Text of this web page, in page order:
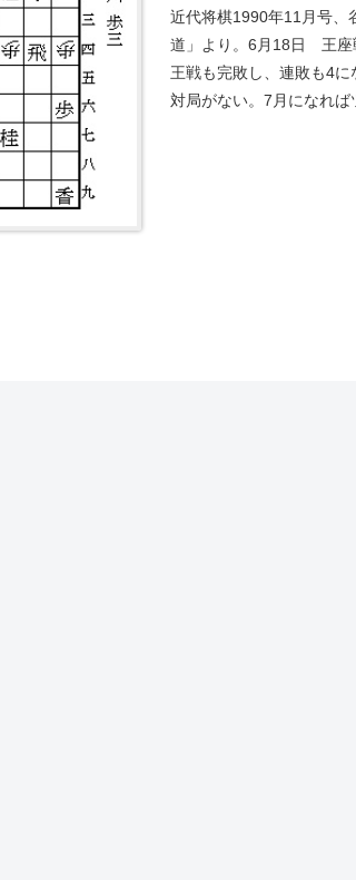
近代将棋1990年11月号、
道」より。6月18日 王
王戦も完敗し、連敗も4
対局がない。7月になれば